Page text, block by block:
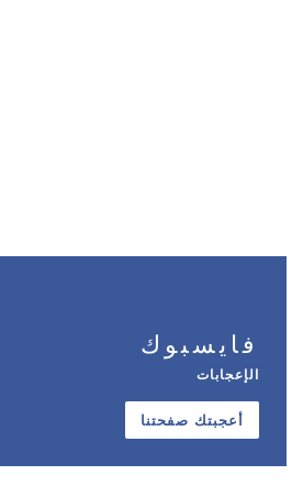
فايسبوك
الإعجابات
أعجبتك صفحتنا